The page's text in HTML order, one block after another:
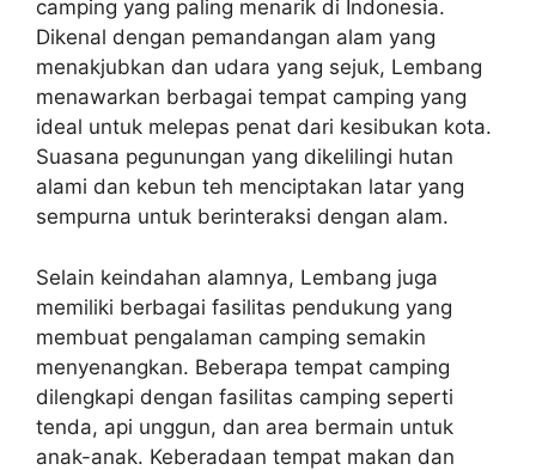
camping yang paling menarik di Indonesia.
Dikenal dengan pemandangan alam yang
menakjubkan dan udara yang sejuk, Lembang
menawarkan berbagai tempat camping yang
ideal untuk melepas penat dari kesibukan kota.
Suasana pegunungan yang dikelilingi hutan
alami dan kebun teh menciptakan latar yang
sempurna untuk berinteraksi dengan alam.
Selain keindahan alamnya, Lembang juga
memiliki berbagai fasilitas pendukung yang
membuat pengalaman camping semakin
menyenangkan. Beberapa tempat camping
dilengkapi dengan fasilitas camping seperti
tenda, api unggun, dan area bermain untuk
anak-anak. Keberadaan tempat makan dan